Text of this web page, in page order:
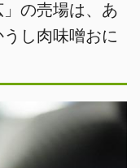
の売場は、あ
し肉味噌おに